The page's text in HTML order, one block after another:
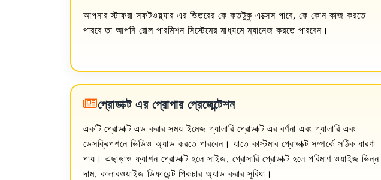
আপনার স্টাফরা সফটওয়্যার এর ভিতরের কে কতটুকু এক্সেস পাবে, কে কোন কাজ করতে
পারবে তা আপনি রোল পারমিশন সিস্টেমের মাধ্যমে ম্যানেজ করতে পারবেন।
প্রোডাক্ট এর প্রোপার প্রেজেন্টেশন
একটি প্রোডাক্ট এড করার সময় ইমেজ গ্যালারি প্রোডাক্ট এর বর্ণনা এবং গ্যালারি এবং
ডেসক্রিপশনে ভিডিও অ্যাড করতে পারবেন। যাতে কাস্টমার প্রোডাক্ট সম্পর্কে সঠিক ধারণা
পায়। এছাড়াও ফ্যাশন প্রোডাক্ট হলে সাইজ, গ্রোসারি প্রোডাক্ট হলে পরিমাণ ওয়াইজ ভিন্ন
দাম, কালারওয়াইজ ডিফারেন্ট পিকচার অ্যাড করার সুবিধা।